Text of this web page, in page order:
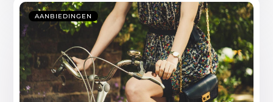
AANBIEDINGEN